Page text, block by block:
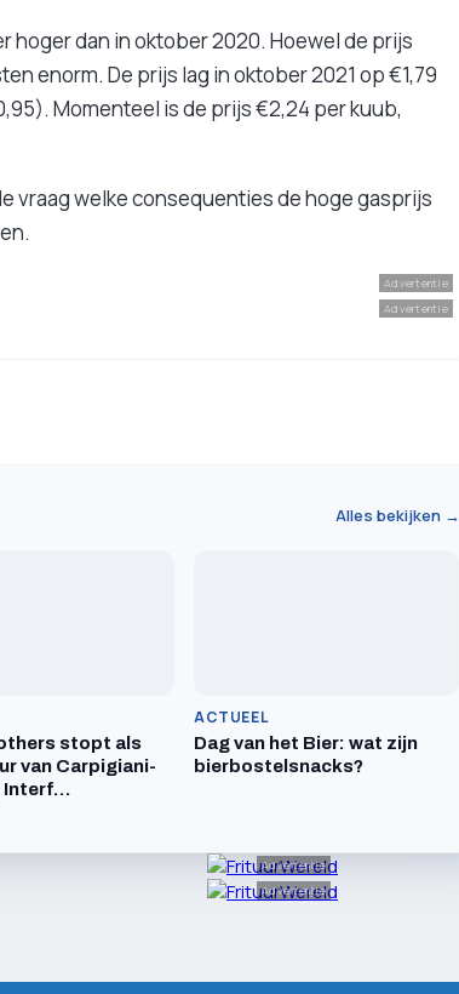
hoger dan in oktober 2020. Hoewel de prijs
enorm. De prijs lag in oktober 2021 op €1,79
Momenteel is de prijs €2,24 per kuub,
vraag welke consequenties de hoge gasprijs
Advertentie
Advertentie
Alles bekijken →
stopt als
van Carpigiani-
Interf…
ACTUEEL
Dag van het Bier: wat zijn
bierbostelsnacks?
Advertentie
Advertentie